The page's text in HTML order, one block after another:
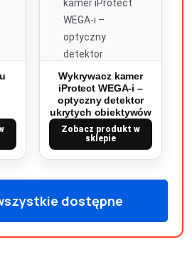
Wykrywacz kamer
iProtect WEGA-i –
optyczny detektor
ukrytych obiektywów
Zobacz produkt w
sklepie
dostępne
produkty